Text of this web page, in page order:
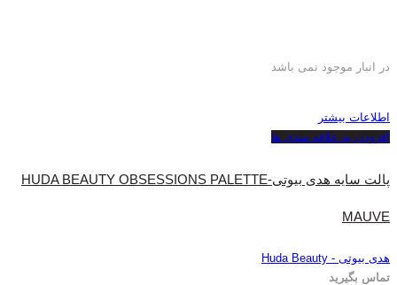
در انبار موجود نمی باشد
اطلاعات بیشتر
افزودن به علاقه مندی ها
پالت سایه هدی بیوتی-HUDA BEAUTY OBSESSIONS PALETTE
MAUVE
هدی بیوتی - Huda Beauty
تماس بگیرید